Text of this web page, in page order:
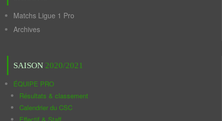
Matchs Ligue 1 Pro
Archives
SAISON 2020/2021
ÉQUIPE PRO
Résultats & classement
Calendrier du CSC